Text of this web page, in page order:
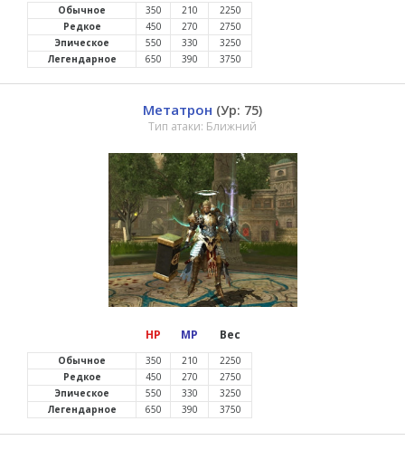
Обычное 350 210
2250
Редкое
450 270
2750
Эпическое
550 330
3250
Легендарное
650 390 3750
Метатрон (Ур: 75)
Тип атаки: Ближний
HP MP Вес
Обычное 350 210
2250
Редкое
450 270
2750
Эпическое
550 330
3250
Легендарное
650 390 3750